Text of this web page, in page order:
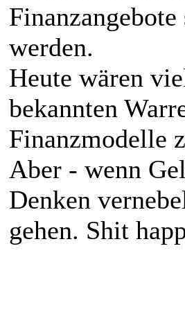
werden.
Heute wären
bekannten
Finanzmodelle
Aber - wenn
Denken
gehen. Shit